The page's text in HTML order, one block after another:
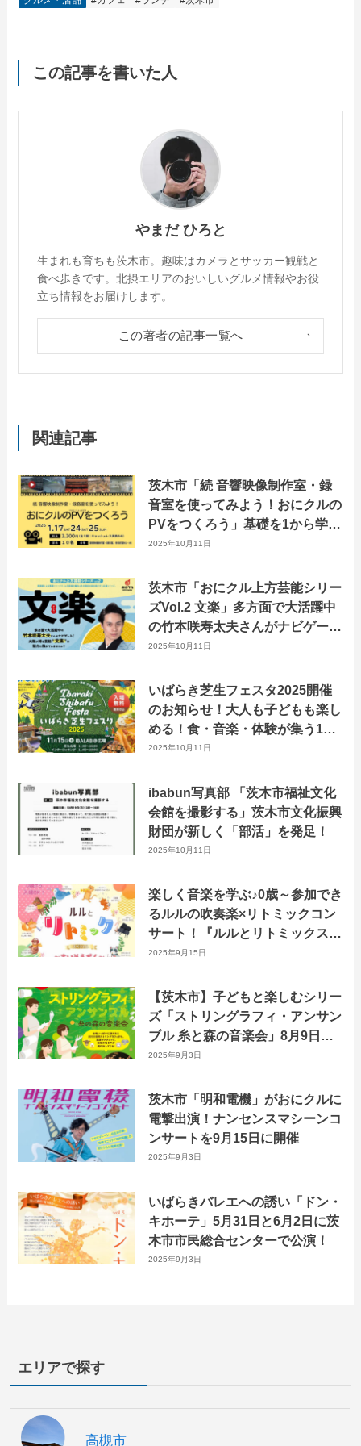
この記事を書いた人
やまだ ひろと
生まれも育ちも茨木市。趣味はカメラとサッカー観戦と
食べ歩きです。北摂エリアのおいしいグルメ情報やお役
立ち情報をお届けします。
この著者の記事一覧へ
関連記事
茨木市「続 音響映像制作室・録
音室を使ってみよう！おにクルの
PVをつくろう」基礎を1から学ぶ
3日間。
2025年10月11日
茨木市「おにクル上方芸能シリー
ズVol.2 文楽」多方面で大活躍中
の竹本咲寿太夫さんがナビゲー
ト！
2025年10月11日
いばらき芝生フェスタ2025開催
のお知らせ！大人も子どもも楽し
める！食・音楽・体験が集う1日
限りの特別イベント
2025年10月11日
ibabun写真部 「茨木市福祉文化
会館を撮影する」茨木市文化振興
財団が新しく「部活」を発足！
2025年10月11日
楽しく音楽を学ぶ♪0歳～参加でき
るルルの吹奏楽×リトミックコン
サート！『ルルとリトミックスペ
シャル〜すいそうがく〜』10月
2025年9月15日
【茨木市】子どもと楽しむシリー
ズ「ストリングラフィ・アンサン
ブル 糸と森の音楽会」8月9日に
おにクルで開催！
2025年9月3日
茨木市「明和電機」がおにクルに
電撃出演！ナンセンスマシーンコ
ンサートを9月15日に開催
2025年9月3日
いばらきバレエへの誘い「ドン・
キホーテ」5月31日と6月2日に茨
木市市民総合センターで公演！
2025年9月3日
エリアで探す
高槻市